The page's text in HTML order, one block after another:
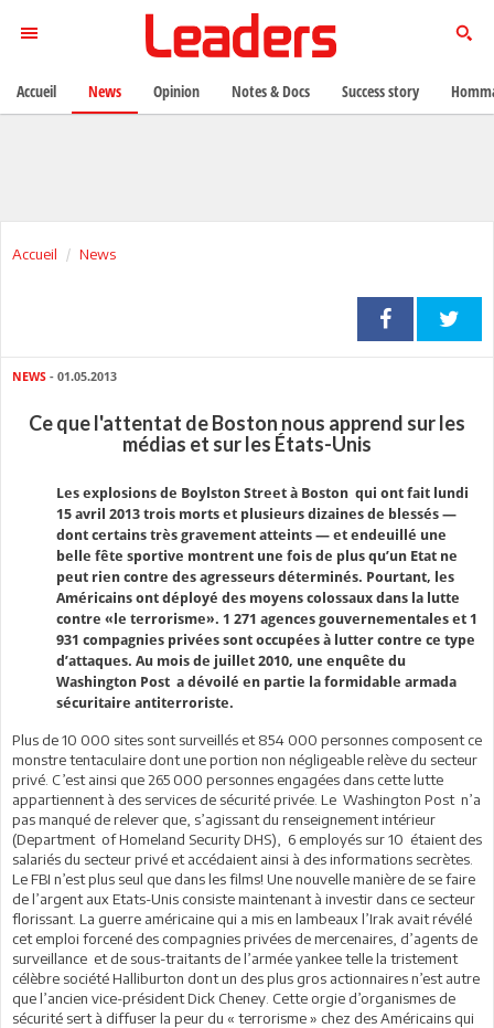
Accueil News
NEWS - 01.05.2013
Ce que l'attentat de Boston nous apprend sur les
médias et sur les États-Unis
Les explosions de Boylston Street à Boston qui ont fait lundi
15 avril 2013 trois morts et plusieurs dizaines de blessés —
dont certains très gravement atteints — et endeuillé une
belle fête sportive montrent une fois de plus qu’un Etat ne
peut rien contre des agresseurs déterminés. Pourtant, les
Américains ont déployé des moyens colossaux dans la lutte
contre «le terrorisme». 1 271 agences gouvernementales et 1
931 compagnies privées sont occupées à lutter contre ce type
d’attaques. Au mois de juillet 2010, une enquête du
Washington Post a dévoilé en partie la formidable armada
sécuritaire antiterroriste.
Plus de 10 000 sites sont surveillés et 854 000 personnes composent ce
monstre tentaculaire dont une portion non négligeable relève du secteur
privé. C’est ainsi que 265 000 personnes engagées dans cette lutte
appartiennent à des services de sécurité privée. Le Washington Post n’a
pas manqué de relever que, s’agissant du renseignement intérieur
(Department of Homeland Security DHS), 6 employés sur 10 étaient des
salariés du secteur privé et accédaient ainsi à des informations secrètes.
Le FBI n’est plus seul que dans les films! Une nouvelle manière de se faire
de l’argent aux Etats-Unis consiste maintenant à investir dans ce secteur
florissant. La guerre américaine qui a mis en lambeaux l’Irak avait révélé
cet emploi forcené des compagnies privées de mercenaires, d’agents de
surveillance et de sous-traitants de l’armée yankee telle la tristement
célèbre société Halliburton dont un des plus gros actionnaires n’est autre
que l’ancien vice-président Dick Cheney. Cette orgie d’organismes de
sécurité sert à diffuser la peur du « terrorisme » chez des Américains qui
Accueil News Opinion Notes & Docs Success story